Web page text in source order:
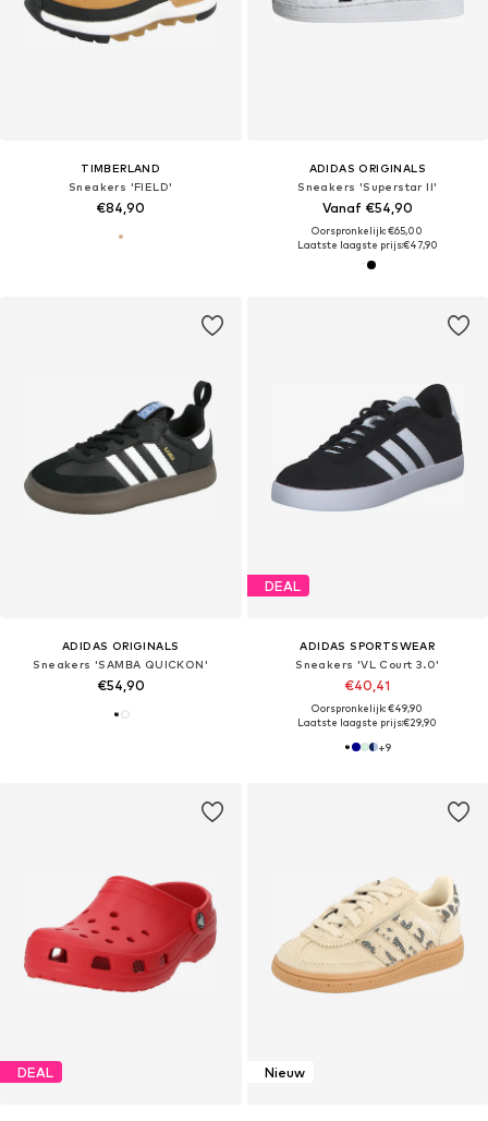
TIMBERLAND
Sneakers 'FIELD'
€84,90
ADIDAS ORIGINALS
Sneakers 'Superstar II'
Vanaf €54,90
Oorspronkelijk: €65,00
Laatste laagste prijs:€47,90
ADIDAS ORIGINALS
Sneakers 'SAMBA QUICKON'
€54,90
DEAL
ADIDAS SPORTSWEAR
Sneakers 'VL Court 3.0'
€40,41
Oorspronkelijk: €49,90
Laatste laagste prijs:€29,90
+9
DEAL Nieuw